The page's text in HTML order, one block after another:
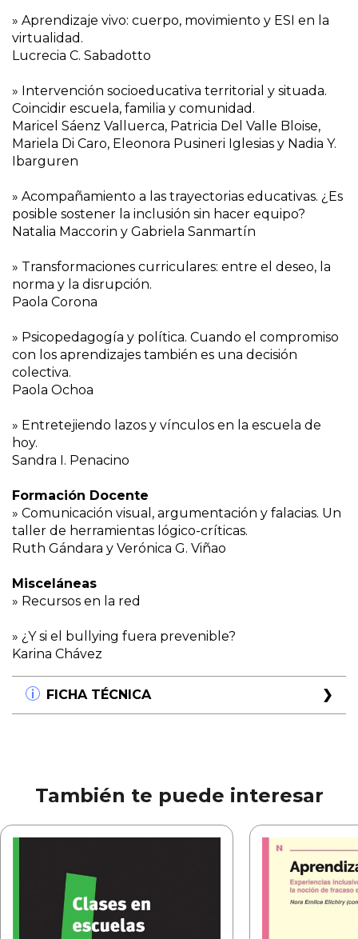
» Aprendizaje vivo: cuerpo, movimiento y ESI en la
virtualidad.
Lucrecia C. Sabadotto
» Intervención socioeducativa territorial y situada.
Coincidir escuela, familia y comunidad.
Maricel Sáenz Valluerca, Patricia Del Valle Bloise,
Mariela Di Caro, Eleonora Pusineri Iglesias y Nadia Y.
Ibarguren
» Acompañamiento a las trayectorias educativas. ¿Es
posible sostener la inclusión sin hacer equipo?
Natalia Maccorin y Gabriela Sanmartín
» Transformaciones curriculares: entre el deseo, la
norma y la disrupción.
Paola Corona
» Psicopedagogía y política. Cuando el compromiso
con los aprendizajes también es una decisión
colectiva.
Paola Ochoa
» Entretejiendo lazos y vínculos en la escuela de
hoy.
Sandra I. Penacino
Formación Docente
» Comunicación visual, argumentación y falacias. Un
taller de herramientas lógico-críticas.
Ruth Gándara y Verónica G. Viñao
Misceláneas
» Recursos en la red
» ¿Y si el bullying fuera prevenible?
Karina Chávez
FICHA TÉCNICA
Revista Novedades Educativas
Editorial:
Novedades Educativas
ISBN: 03283534
También te puede interesar